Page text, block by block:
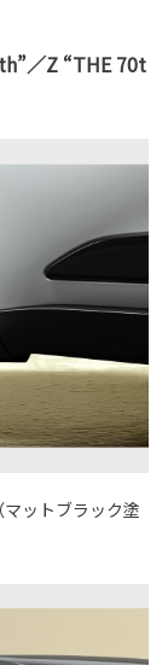
／Z “THE 70t
ットブラック塗